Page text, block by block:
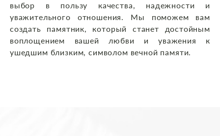
выбор в пользу качества, надежности и
уважительного отношения. Мы поможем вам
создать памятник, который станет достойным
воплощением вашей любви и уважения к
ушедшим близким, символом вечной памяти.